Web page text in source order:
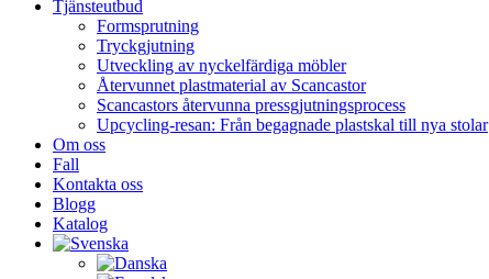
Tjänsteutbud
Formsprutning
Tryckgjutning
Utveckling av nyckelfärdiga möbler
Återvunnet plastmaterial av Scancastor
Scancastors återvunna pressgjutningsprocess
Upcycling-resan: Från begagnade plastskal till nya stolar
Om oss
Fall
Kontakta oss
Blogg
Katalog